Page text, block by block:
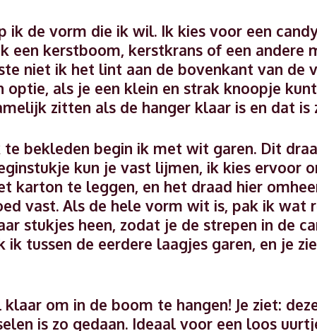
ik de vorm die ik wil. Ik kies voor een
een kerstboom, kerstkrans of een andere
niet ik het lint aan de bovenkant van de
optie, als je een klein en strak knoopje
zitten als de hanger klaar is en dat is
bekleden begin ik met wit garen. Dit
kun je vast lijmen, ik kies ervoor
karton te leggen, en het draad hier
vast. Als de hele vorm wit is, pak ik wat
stukjes heen, zodat je de strepen in de
ik tussen de eerdere laagjes garen, en je
klaar om in de boom te hangen! Je ziet:
is zo gedaan. Ideaal voor een loos